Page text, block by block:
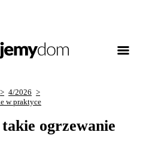
4/2026
w praktyce
ogrzewanie